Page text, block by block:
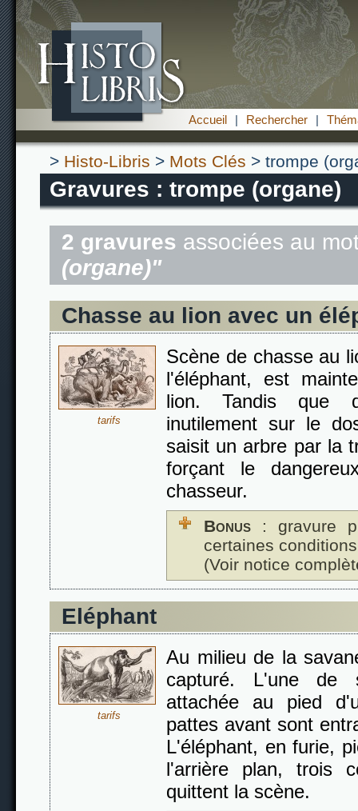
Accueil | Rechercher |
> Histo-Libris > Mots Clés > trompe
Gravures : trompe (organe)
2 gravures associées au
(organe)"
Chasse au lion avec un
tarifs
Scène de chasse au
l'éléphant, est
lion. Tandis que
inutilement sur le
saisit un arbre par la
forçant le
chasseur.
Bonus : gravure
certaines
(Voir notice
Eléphant
tarifs
Au milieu de la
capturé. L'une de
attachée au pied
pattes avant sont
L'éléphant, en furie,
l'arrière plan, trois
quittent la scène.